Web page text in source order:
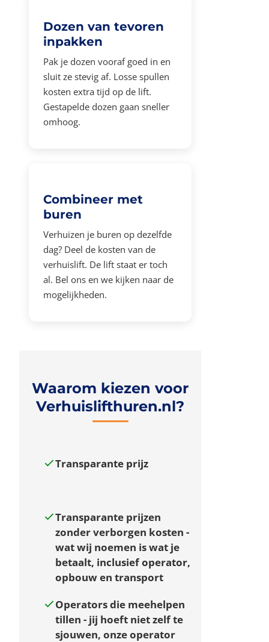
Dozen van tevoren
inpakken
Pak je dozen vooraf goed in en
sluit ze stevig af. Losse spullen
kosten extra tijd op de lift.
Gestapelde dozen gaan sneller
omhoog.
Combineer met
buren
Verhuizen je buren op dezelfde
dag? Deel de kosten van de
verhuislift. De lift staat er toch
al. Bel ons en we kijken naar de
mogelijkheden.
Waarom kiezen voor
Verhuislifthuren.nl?
Transparante prijz
Transparante prijzen
zonder verborgen kosten -
wat wij noemen is wat je
betaalt, inclusief operator,
opbouw en transport
Operators die meehelpen
tillen - jij hoeft niet zelf te
sjouwen, onze operator